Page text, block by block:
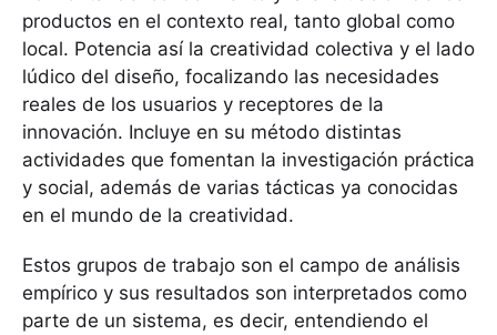
productos en el contexto real, tanto global como
local. Potencia así la creatividad colectiva y el lado
lúdico del diseño, focalizando las necesidades
reales de los usuarios y receptores de la
innovación. Incluye en su método distintas
actividades que fomentan la investigación práctica
y social, además de varias tácticas ya conocidas
en el mundo de la creatividad.
Estos grupos de trabajo son el campo de análisis
empírico y sus resultados son interpretados como
parte de un sistema, es decir, entendiendo el